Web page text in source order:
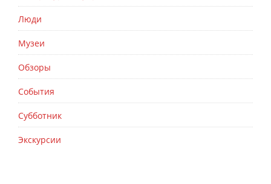
Люди
Музеи
Обзоры
События
Субботник
Экскурсии